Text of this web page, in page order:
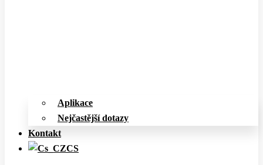
Aplikace
Nejčastější dotazy
Kontakt
CS